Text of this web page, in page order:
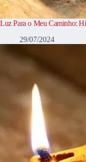
Luz Para o Meu Caminho:
29/07/2024